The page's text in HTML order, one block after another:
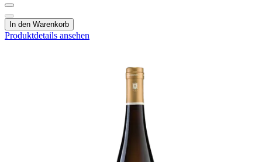
In den Warenkorb
Produktdetails ansehen